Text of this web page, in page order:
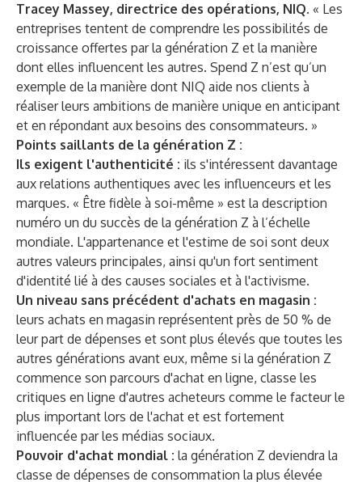
Tracey Massey, directrice des opérations, NIQ. « Les
entreprises tentent de comprendre les possibilités de
croissance offertes par la génération Z et la manière
dont elles influencent les autres. Spend Z n’est qu’un
exemple de la manière dont NIQ aide nos clients à
réaliser leurs ambitions de manière unique en anticipant
et en répondant aux besoins des consommateurs. »
Points saillants de la génération Z :
Ils exigent l'authenticité : ils s'intéressent davantage
aux relations authentiques avec les influenceurs et les
marques. « Être fidèle à soi-même » est la description
numéro un du succès de la génération Z à l’échelle
mondiale. L'appartenance et l'estime de soi sont deux
autres valeurs principales, ainsi qu'un fort sentiment
d'identité lié à des causes sociales et à l'activisme.
Un niveau sans précédent d'achats en magasin :
leurs achats en magasin représentent près de 50 % de
leur part de dépenses et sont plus élevés que toutes les
autres générations avant eux, même si la génération Z
commence son parcours d'achat en ligne, classe les
critiques en ligne d'autres acheteurs comme le facteur le
plus important lors de l'achat et est fortement
influencée par les médias sociaux.
Pouvoir d'achat mondial : la génération Z deviendra la
classe de dépenses de consommation la plus élevée